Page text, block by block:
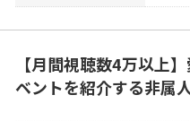
【月間視聴数4万以上
ベントを紹介する非属